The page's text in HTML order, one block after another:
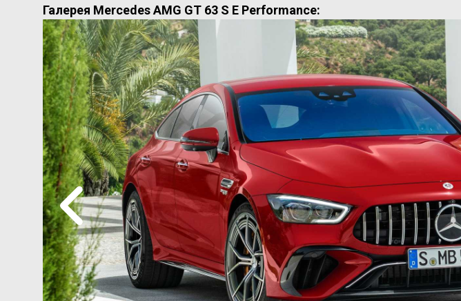
Галерея Mercedes AMG GT 63 S E Performance: